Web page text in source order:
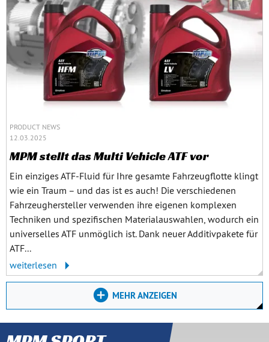
PRODUCT NEWS
12.03.2025
MPM stellt das Multi Vehicle ATF vor
Ein einziges ATF-Fluid für Ihre gesamte Fahrzeugflotte klingt
wie ein Traum – und das ist es auch! Die verschiedenen
Fahrzeughersteller verwenden ihre eigenen komplexen
Techniken und spezifischen Materialauswahlen, wodurch ein
universelles ATF unmöglich ist. Dank neuer Additivpakete für
ATF...
weiterlesen
MEHR ANZEIGEN